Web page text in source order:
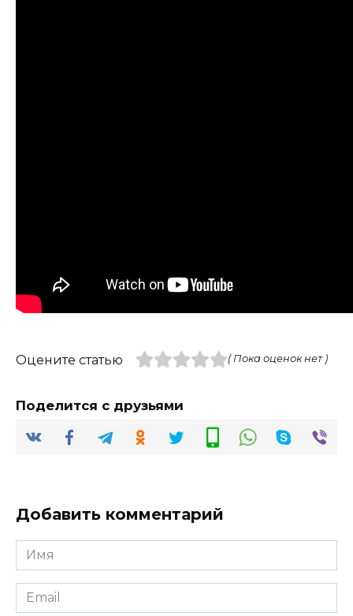
Оцените статью ( Пока оценок нет )
Поделится с друзьями
Добавить комментарий
Имя
*
Email
*